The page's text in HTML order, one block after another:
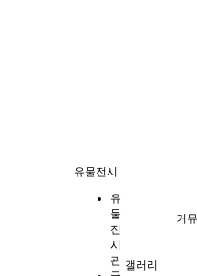
유물전시
유
물
전
시
관 갤러리
커